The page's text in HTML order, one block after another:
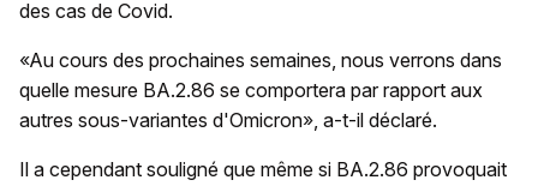
des cas de Covid.
«Au cours des prochaines semaines, nous verrons dans
quelle mesure BA.2.86 se comportera par rapport aux
autres sous-variantes d'Omicron», a-t-il déclaré.
Il a cependant souligné que même si BA.2.86 provoquait